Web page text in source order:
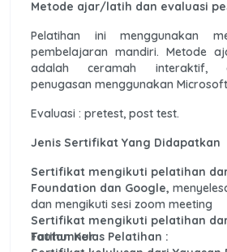
Metode ajar/latih dan evaluasi
Pelatihan ini menggunakan
pembelajaran mandiri. Metode
adalah ceramah interaktif,
penugasan menggunakan
Evaluasi : pretest, post test.
Jenis Sertifikat Yang Didapatkan
Sertifikat mengikuti pelatihan dari
Foundation dan Google,
dan mengikuti sesi zoom meeting
Sertifikat mengikuti pelatihan
Fatihunnur
Tautan Kelas Pelatihan :